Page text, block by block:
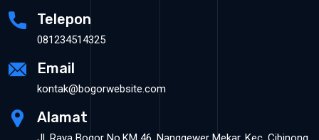
Telepon
081234514325
Email
kontak@bogorwebsite.com
Alamat